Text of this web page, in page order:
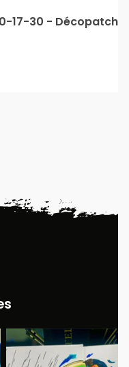
17-30 - Décopatch